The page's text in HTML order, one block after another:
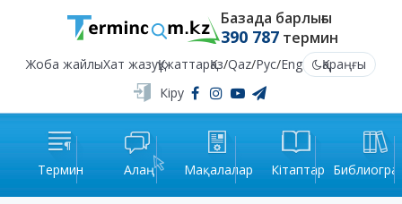
Базада барлығы
390 787термин
Жоба жайлыХат жазуҚұжаттарҚаз/Qaz/Рус/Eng
Қараңғы
Кіру
Термин Алаң Мақалалар Кітаптар